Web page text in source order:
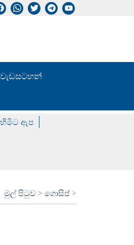
වැඩසටහන්
ඇප
මුල් පිටුව >ගොසිප් >